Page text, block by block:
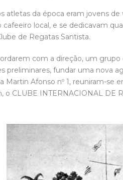
atletas da época eram jovens
cafeeiro local, e se dedicavam
de Regatas Santista.
com a direção, um grupo
preliminares, fundar uma nova
Martin Afonso nº 1, reuniram-se
o CLUBE INTERNACIONAL DE